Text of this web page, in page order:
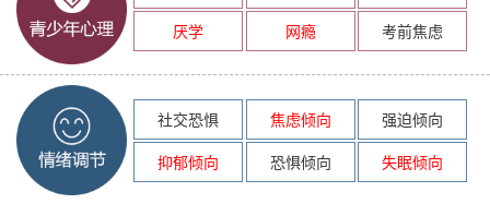
厌学
网瘾 考前焦虑
社交恐惧 焦虑倾向
强迫倾向
抑郁倾向
恐惧倾向 失眠倾向